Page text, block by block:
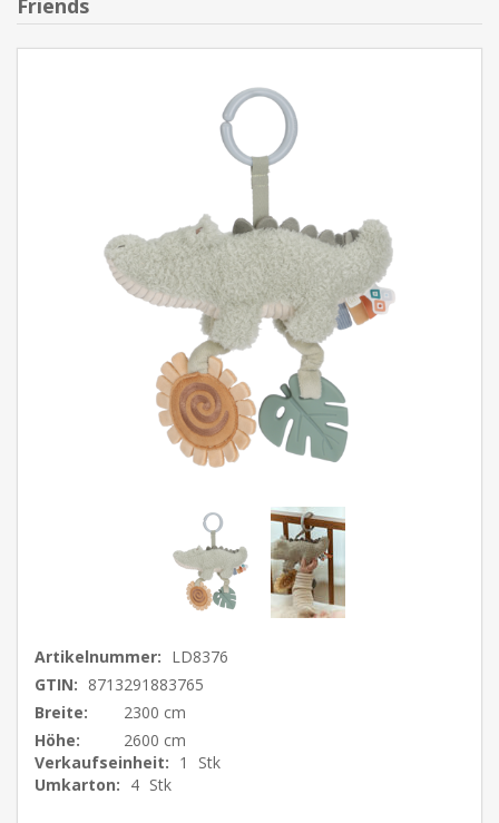
Friends
Artikelnummer: LD8376
GTIN: 8713291883765
Breite:
2300 cm
Höhe:
2600 cm
Verkaufseinheit: 1
Stk
Umkarton: 4 Stk